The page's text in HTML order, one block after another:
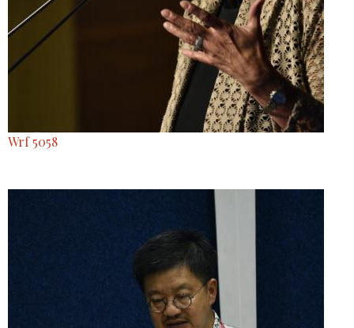
Wrf 5058